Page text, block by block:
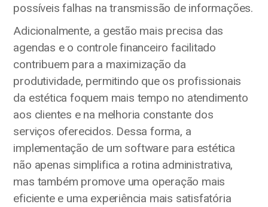
possíveis falhas na transmissão de informações.
Adicionalmente, a gestão mais precisa das
agendas e o controle financeiro facilitado
contribuem para a maximização da
produtividade, permitindo que os profissionais
da estética foquem mais tempo no atendimento
aos clientes e na melhoria constante dos
serviços oferecidos. Dessa forma, a
implementação de um software para estética
não apenas simplifica a rotina administrativa,
mas também promove uma operação mais
eficiente e uma experiência mais satisfatória